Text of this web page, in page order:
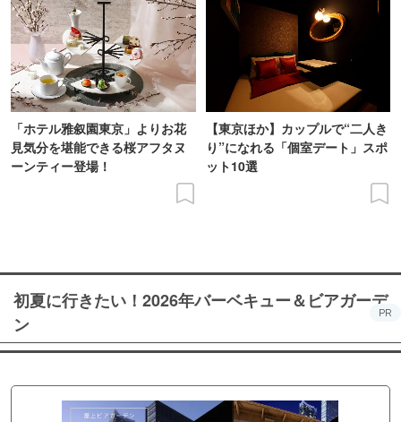
「ホテル雅叙園東京」よりお花
見気分を堪能できる桜アフタヌ
ーンティー登場！
【東京ほか】カップルで“二人き
り”になれる「個室デート」スポ
ット10選
初夏に行きたい！2026年バーベキュー＆ビアガーデ
ン
PR